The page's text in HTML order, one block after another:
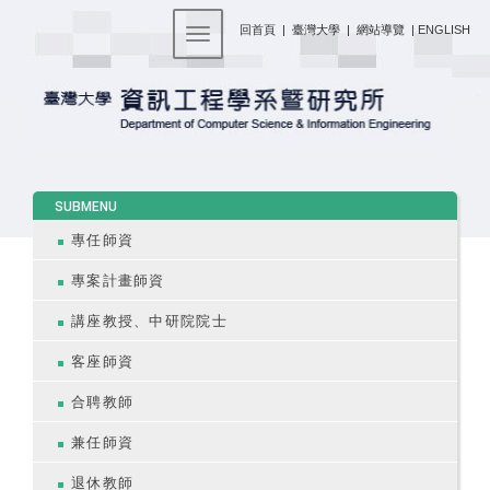
回首頁 | 臺灣大學 | 網站導覽 | ENGLISH
Toggle navigation
SUBMENU
專任師資
專案計畫師資
講座教授、中研院院士
客座師資
合聘教師
兼任師資
退休教師